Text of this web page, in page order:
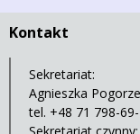
Kontakt
Sekretariat:
Agnieszka
tel. +48 71 798-